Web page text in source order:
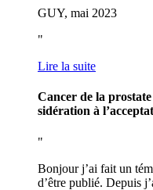
GUY, mai 2023
Lire la suite
Cancer de la
sidération à
Bonjour j’ai fait un
d’être publié. Depuis